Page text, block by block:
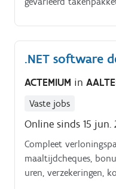
ontwikkelt
.NET software
ACTEMIUM in
Vaste jobs
Online sinds 15 jun.
Compleet
maaltijdcheques,
uren, verzekeringen,